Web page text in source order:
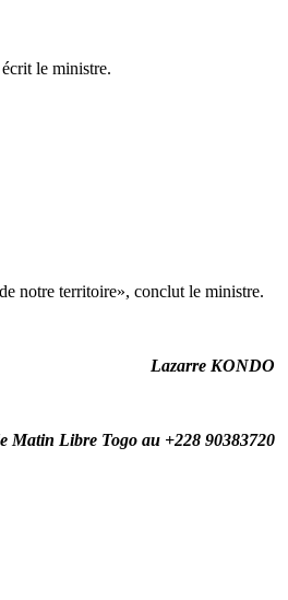
le ministre.
notre territoire», conclut le ministre.
Lazarre KONDO
Matin Libre Togo au +228 90383720